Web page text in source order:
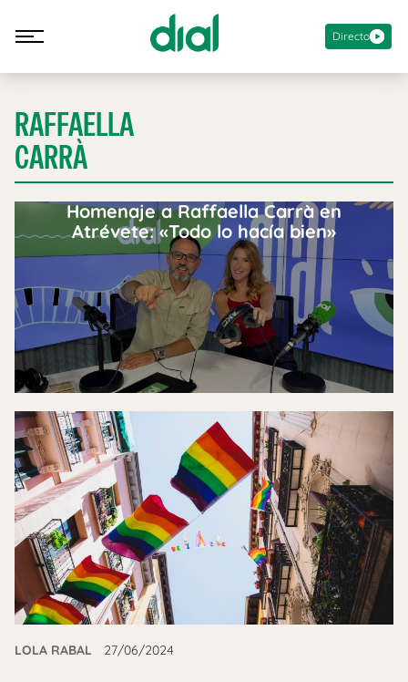
Directo
RAFFAELLA
CARRÀ
Homenaje a Raffaella Carrà en
Atrévete: «Todo lo hacía bien»
LOLA RABAL 27/06/2024